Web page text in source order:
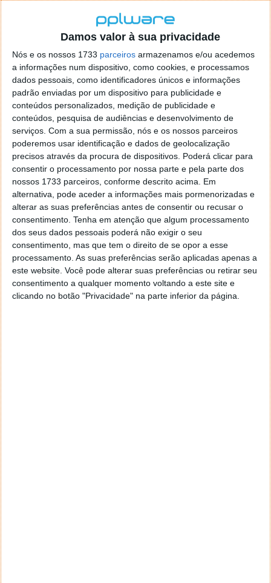
Damos valor à sua privacidade
Nós e os nossos 1733 parceiros armazenamos e/ou acedemos
a informações num dispositivo, como cookies, e processamos
dados pessoais, como identificadores únicos e informações
padrão enviadas por um dispositivo para publicidade e
conteúdos personalizados, medição de publicidade e
conteúdos, pesquisa de audiências e desenvolvimento de
serviços. Com a sua permissão, nós e os nossos parceiros
poderemos usar identificação e dados de geolocalização
precisos através da procura de dispositivos. Poderá clicar para
consentir o processamento por nossa parte e pela parte dos
nossos 1733 parceiros, conforme descrito acima. Em
alternativa, pode aceder a informações mais pormenorizadas e
alterar as suas preferências antes de consentir ou recusar o
consentimento. Tenha em atenção que algum processamento
dos seus dados pessoais poderá não exigir o seu
consentimento, mas que tem o direito de se opor a esse
processamento. As suas preferências serão aplicadas apenas a
este website. Você pode alterar suas preferências ou retirar seu
consentimento a qualquer momento voltando a este site e
clicando no botão "Privacidade" na parte inferior da página.
Este modo é a forma mais simples que a Google
encontrou para dar aos utilizadores um dashboard
onde tinham acesso às suas apps principais. Deste
ponto era natural ter uma interface simplificada e
que facilitava a utilização do smartphone durante a
condução.